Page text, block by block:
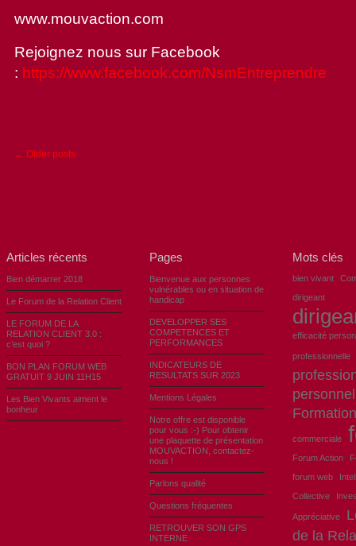
www.mouvaction.com
Rejoignez nous sur Facebook
: https://www.facebook.com/NsmEntreprendre
← Older posts
Articles récents
Bien démarrer 2018
Le Forum de la Relation Client
LE FORUM DE LA
RELATION CLIENT 3.0 :
c’est quoi ?
BON PLAN FORUM WEB
GRATUIT 9 JUIN 11H15
Les Bien Vivants aiment le
bonheur
Pages
Bienvenue aux personnes
vulnérables ou en situation de
handicap
DEVELOPPER SES
COMPETENCES ET
PERFORMANCES
INDICATEURS DE
RESULTATS SUR 2023
Mentions Légales
Notre offre est disponible
pour vous :-) Pour obtenir
une plaquette de présentation
MOUVACTION, contactez-
nous !
Parlons qualité
Questions fréquentes
RETROUVER SON GPS
INTERNE
Mots clés
bien vivant
dirigeant
efficacité
professionnelle
Formation
commerciale
Forum Action
forum web
Collective
Appréciative
de la